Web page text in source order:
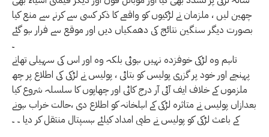
چھین لیں ، ملزمان نے لڑکیوں کو واقعے کا ذکر کسی سے کرنے سے منع کیا
بصورت دیگر سنگین نتائج کی دھمکیاں دیں اور موقع سے فرار ہو گئے
۔
تاہم وہ لڑکی خوفزدہ نہیں ہوئی بلکہ وہ اور اس کی سہیلی تھانے
پہنچے اور خود پر گزری پولیس کو بتائی ، پولیس نے لڑکی کی اطلاع پر چھ
ملزموں کے خلاف ایف آئی آر درج کاٹی اور چھاپوں کا سلسلہ شروع کیا
بعدازاں پولیس نے متاثرہ لڑکی کے اہلخانہ کو اطلاع دی ،حالت خراب ہونے
کے باعث لڑکی کو پولیس نے طبی امداد کیلئے ہسپتال منتقل کر دیا ۔ ۔